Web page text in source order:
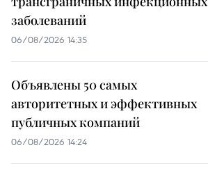
заболеваний
06/08/2026 14:35
Объявлены 50 самых
авторитетных и эффективных
публичных компаний
06/08/2026 14:24